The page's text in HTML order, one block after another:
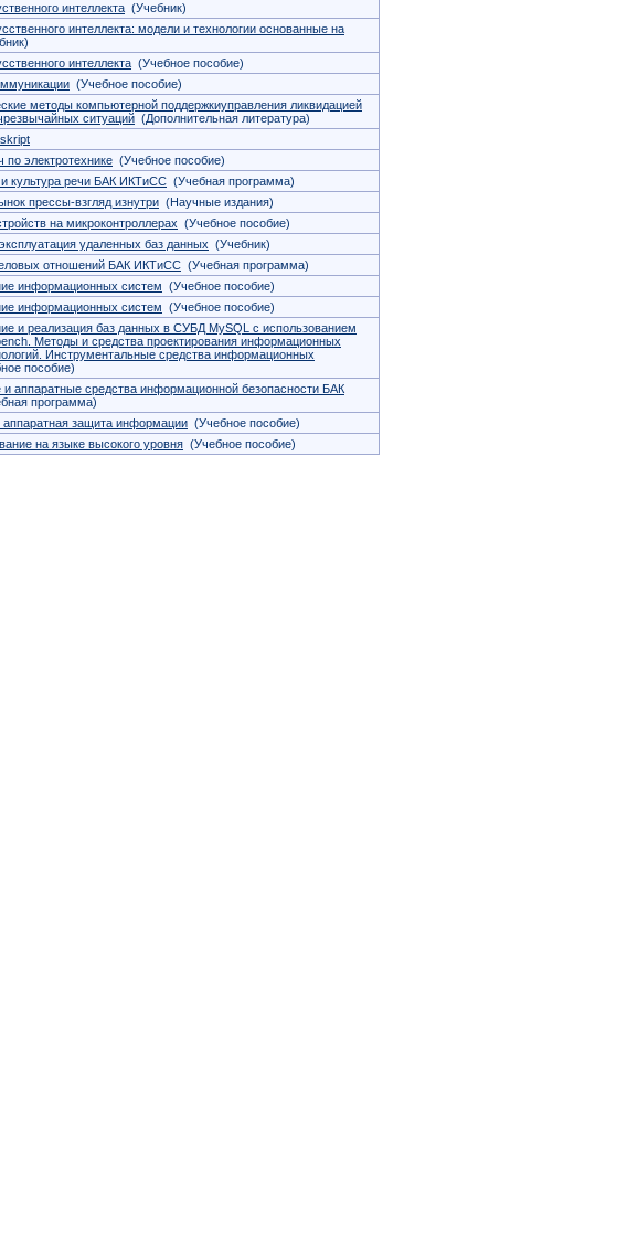
интеллекта (Учебник)
интеллекта: модели и технологии основанные на
интеллекта (Учебное пособие)
(Учебное пособие)
методы компьютерной поддержкиуправления ликвидацией
ситуаций (Дополнительная литература)
по электротехнике (Учебное пособие)
и культура речи БАК ИКТиСС (Учебная программа)
прессы-взгляд изнутри (Научные издания)
на микроконтроллерах (Учебное пособие)
удаленных баз данных (Учебник)
отношений БАК ИКТиСС (Учебная программа)
информационных систем (Учебное пособие)
информационных систем (Учебное пособие)
и реализация баз данных в СУБД MySQL с использованием
Методы и средства проектирования информационных
Инструментальные средства информационных
пособие)
аппаратные средства информационной безопасности БАК
программа)
защита информации (Учебное пособие)
на языке высокого уровня (Учебное пособие)